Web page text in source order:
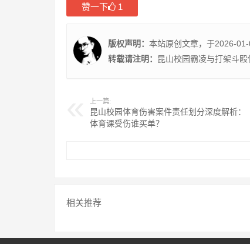
赞一下 1
版权声明： 本站原创文章，于2026-
转载请注明：
昆山校园霸凌与打架斗
上一篇:
昆山校园体育伤害案件责任划分深度解析：
体育课受伤谁买单？
相关推荐